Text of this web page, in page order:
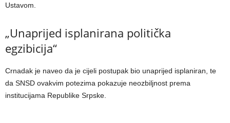
Ustavom.
„Unaprijed isplanirana politička
egzibicija“
Crnadak je naveo da je cijeli postupak bio unaprijed isplaniran, te
da SNSD ovakvim potezima pokazuje neozbiljnost prema
institucijama Republike Srpske.